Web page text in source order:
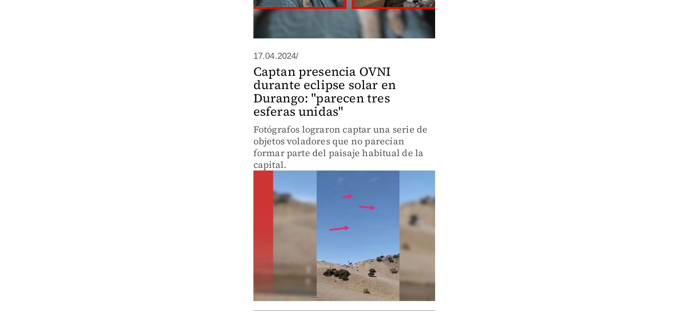
17.04.2024/
Captan presencia OVNI
durante eclipse solar en
Durango: "parecen tres
esferas unidas"
Fotógrafos lograron captar una serie de
objetos voladores que no parecían
formar parte del paisaje habitual de la
capital.